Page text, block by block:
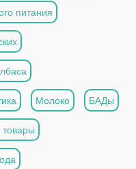
питания
Молоко БАДы